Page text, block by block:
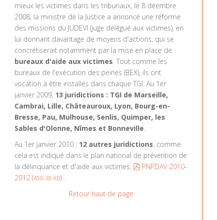
mieux les victimes dans les tribunaux, le 8 déembre
2008, la ministre de la Justice a annoncé une réforme
des missions du JUDEVI (juge délégué aux victimes), en
lui donnant davantage de moyens d'actions, qui se
concrétiserait notamment par la mise en place de
bureaux d'aide aux victimes. Tout comme les
bureaux de l'exécution des peines (BEX), ils ont
vocation à être installés dans chaque TGI. Au 1er
janvier 2009, 13 juridictions : TGI de Marseille,
Cambrai, Lille, Châteauroux, Lyon, Bourg-en-
Bresse, Pau, Mulhouse, Senlis, Quimper, les
Sables d'Olonne, Nîmes et Bonneville.
Au 1er janvier 2010 : 12 autres juridictions, comme
cela est indiqué dans le plan national de prévention de
la délinquance et d'aide aux victimes,
pdf
PNPDAV 2010-
2012 (458.38 KB) .
Retour haut de page